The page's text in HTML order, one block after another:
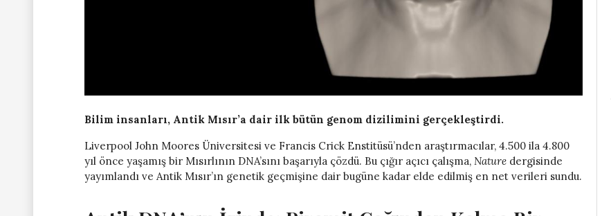
Bilim insanları, Antik Mısır’a dair ilk bütün genom dizilimini gerçekleştirdi.
Liverpool John Moores Üniversitesi ve Francis Crick Enstitüsü’nden araştırmacılar, 4.500 ila 4.800
yıl önce yaşamış bir Mısırlının DNA’sını başarıyla çözdü. Bu çığır açıcı çalışma, Nature dergisinde
yayımlandı ve Antik Mısır’ın genetik geçmişine dair bugüne kadar elde edilmiş en net verileri sundu.